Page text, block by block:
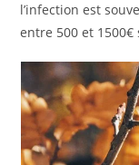
l’infection est
entre 500 et 1500€